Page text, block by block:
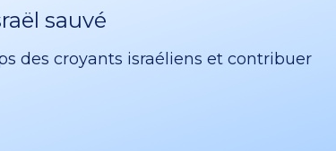
sauvé
des croyants israéliens et contribuer